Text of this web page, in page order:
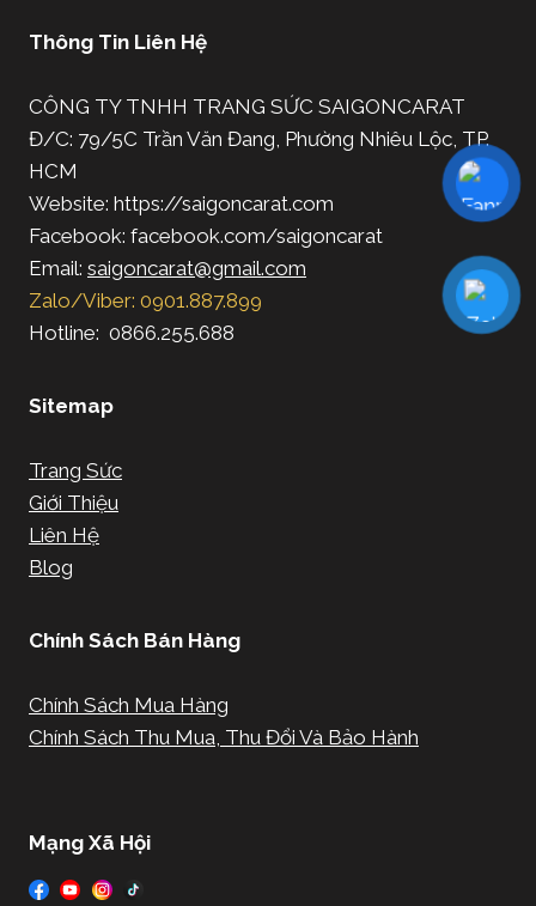
Thông Tin Liên Hệ
CÔNG TY TNHH TRANG SỨC SAIGONCARAT
Đ/C: 79/5C Trần Văn Đang, Phường Nhiêu Lộc, TP.
HCM
Website: https://saigoncarat.com
Facebook: facebook.com/saigoncarat
Email: saigoncarat@gmail.com
Zalo/Viber: 0901.887.899
Hotline: 0866.255.688
Sitemap
Trang Sức
Giới Thiệu
Liên Hệ
Blog
Chính Sách Bán Hàng
Chính Sách Mua Hàng
Chính Sách Thu Mua, Thu Đổi Và Bảo Hành
Mạng Xã Hội